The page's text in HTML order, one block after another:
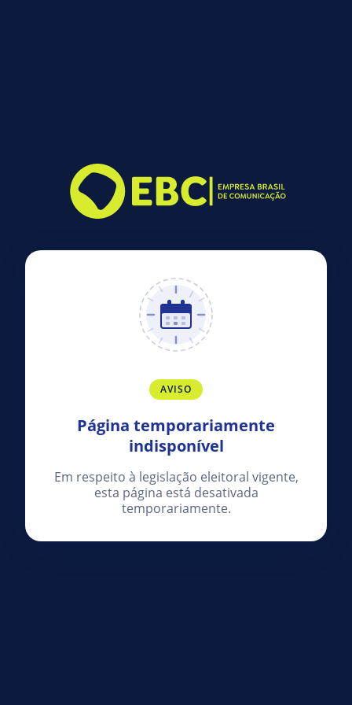
AVISO
Página temporariamente
indisponível
Em respeito à legislação eleitoral vigente,
esta página está desativada
temporariamente.